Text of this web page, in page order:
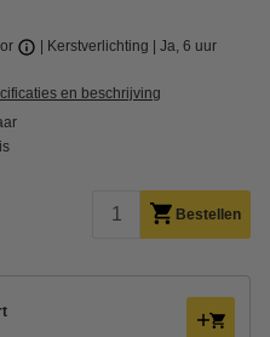
Kerstverlichting Ja, 6 uur
en beschrijving
Bestellen